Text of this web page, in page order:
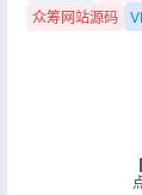
众筹网站源码